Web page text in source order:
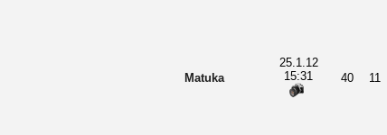
Matuka
25.1.12
15:31
40 11